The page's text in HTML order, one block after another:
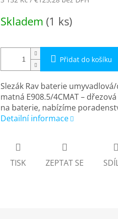
cena:
Skladem (1 ks)
Přidat do košíku
Slezák Rav baterie
matná E908.5/4CMAT –
na baterie, nabízíme
Detailní informace
TISK ZEPTAT SE